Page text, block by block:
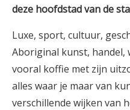
deze hoofdstad van de
Luxe, sport, cultuur,
Aboriginal kunst, handel,
vooral koffie met zijn
alles waar je maar van
verschillende wijken van